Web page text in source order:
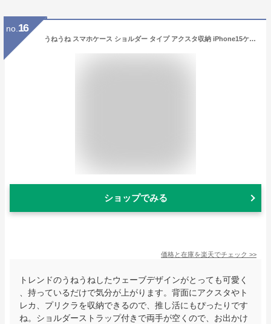
no. 16
うねうね スマホケース ショルダー タイプ アクスタ収納 iPhone15ケース iPhone17eケース ウェーブ iPhone 16 17 17e 16e 15 14 plus 13 12 11 Pro Max SE 第3世代 ケース クリア 韓国 トレカケース 可愛い ショルダーストラップ付き アクキー プリクラ ステッカー 写真 収納
ショップでみる
価格と在庫を楽天でチェック >>
トレンドのうねうねしたウェーブデザインがとっても可愛く
、持っているだけで気分が上がります。背面にアクスタやト
レカ、プリクラを収納できるので、推し活にもぴったりです
ね。ショルダーストラップ付きで両手が空くので、お出かけ